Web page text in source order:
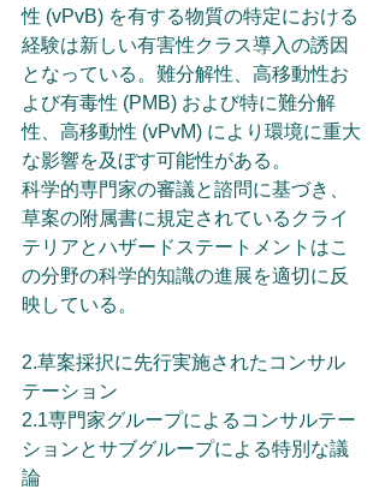
性 (vPvB) を有する物質の特定における
経験は新しい有害性クラス導入の誘因
となっている。難分解性、高移動性お
よび有毒性 (PMB) および特に難分解
性、高移動性 (vPvM) により環境に重大
な影響を及ぼす可能性がある。
科学的専門家の審議と諮問に基づき、
草案の附属書に規定されているクライ
テリアとハザードステートメントはこ
の分野の科学的知識の進展を適切に反
映している。
2.草案採択に先行実施されたコンサル
テーション
2.1専門家グループによるコンサルテー
ションとサブグループによる特別な議
論